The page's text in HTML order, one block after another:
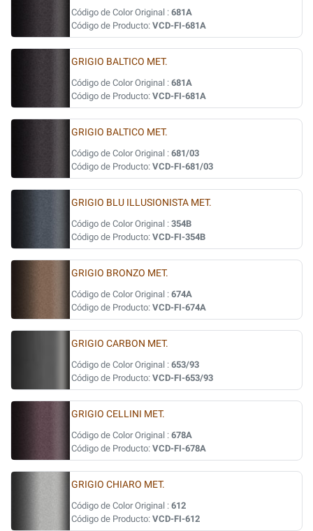
Código de Color Original : 681A
Código de Producto: VCD-FI-681A
GRIGIO BALTICO MET.
Código de Color Original : 681A
Código de Producto: VCD-FI-681A
GRIGIO BALTICO MET.
Código de Color Original : 681/03
Código de Producto: VCD-FI-681/03
GRIGIO BLU ILLUSIONISTA MET.
Código de Color Original : 354B
Código de Producto: VCD-FI-354B
GRIGIO BRONZO MET.
Código de Color Original : 674A
Código de Producto: VCD-FI-674A
GRIGIO CARBON MET.
Código de Color Original : 653/93
Código de Producto: VCD-FI-653/93
GRIGIO CELLINI MET.
Código de Color Original : 678A
Código de Producto: VCD-FI-678A
GRIGIO CHIARO MET.
Código de Color Original : 612
Código de Producto: VCD-FI-612